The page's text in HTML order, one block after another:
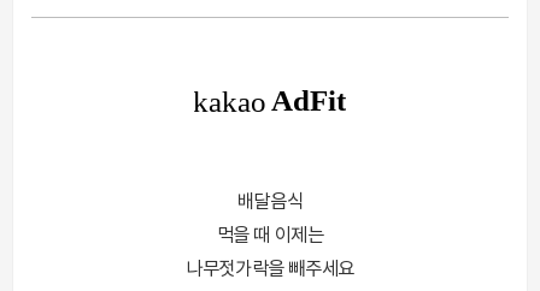
배달음식
먹을 때 이제는
나무젓가락을 빼주세요